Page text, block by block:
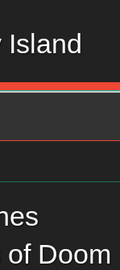
Island
of Doom